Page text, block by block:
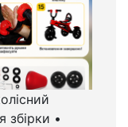
збірки •